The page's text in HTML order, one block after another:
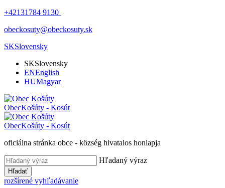
+42131784 9130
obeckosuty@obeckosuty.sk
SKSlovensky
SKSlovensky
ENEnglish
HUMagyar
ObecKošúty - Kosút
ObecKošúty - Kosút
oficiálna stránka obce - község hivatalos honlapja
Hľadaný výraz
Hľadať
rozšírené vyhľadávanie